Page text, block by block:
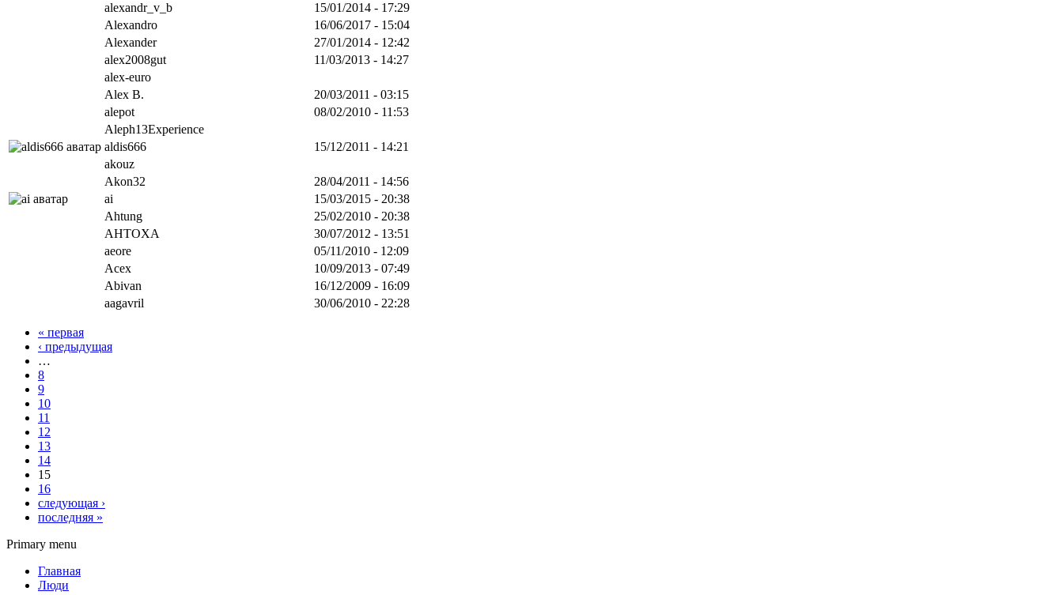
alexandr_v_b
15/01/2014 - 17:29
Alexandro
16/06/2017 - 15:04
Alexander
27/01/2014 - 12:42
alex2008gut
11/03/2013 - 14:27
alex-euro
Alex B.
20/03/2011 - 03:15
alepot
08/02/2010 - 11:53
Aleph13Experience
aldis666
15/12/2011 - 14:21
akouz
Akon32
28/04/2011 - 14:56
ai
15/03/2015 - 20:38
Ahtung
25/02/2010 - 20:38
AHTOXA
30/07/2012 - 13:51
aeore
05/11/2010 - 12:09
Acex
10/09/2013 - 07:49
Abivan
16/12/2009 - 16:09
aagavril
30/06/2010 - 22:28
« первая
‹ предыдущая
…
8
9
10
11
12
13
14
15
16
следующая ›
последняя »
Primary menu
Главная
Люди